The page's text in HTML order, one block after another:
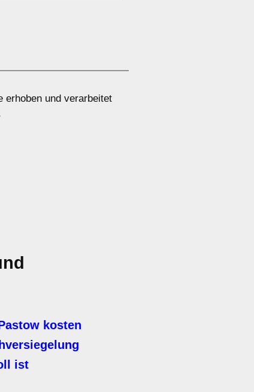
erhoben und verarbeitet
kosten
ist